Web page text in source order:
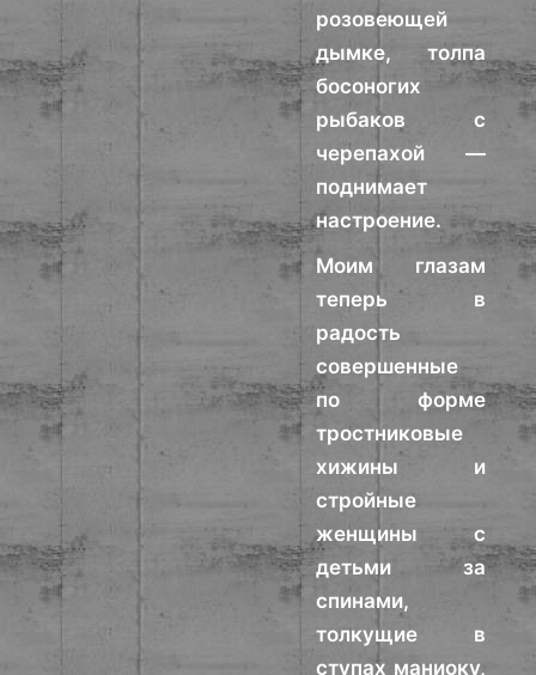
розовеющей
дымке, толпа
босоногих
рыбаков с
черепахой —
поднимает
настроение.
Моим глазам
теперь в
радость
совершенные
по форме
тростниковые
хижины и
стройные
женщины с
детьми за
спинами,
толкущие в
ступах маниоку,